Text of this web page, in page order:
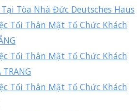
Tòa Nhà Đức Deutsches Haus
Tối Thân Mật Tổ Chức Khách
Tối Thân Mật Tổ Chức Khách
Tối Thân Mật Tổ Chức Khách